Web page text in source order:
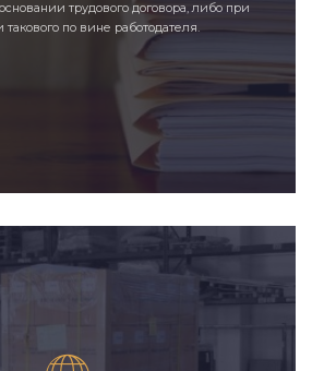
трудового договора, либо при
такового по вине работодателя.